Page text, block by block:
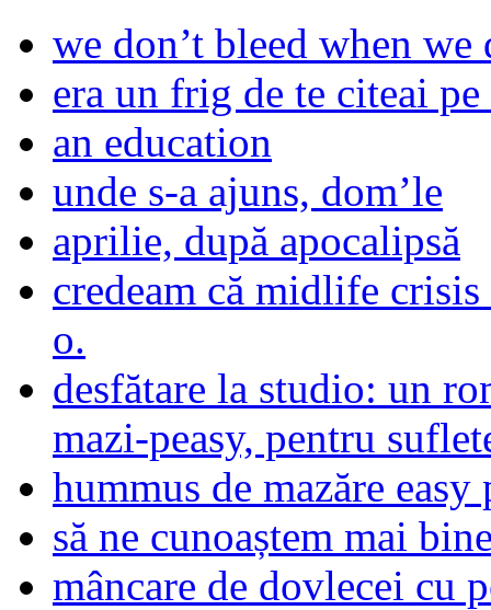
we don’t bleed when we
era un frig de te citeai
an education
unde s-a ajuns, dom’le
aprilie, după apocalipsă
credeam că midlife crisis
o.
desfătare la studio: un
mazi-peasy, pentru
hummus de mazăre easy
să ne cunoaștem mai
mâncare de dovlecei cu